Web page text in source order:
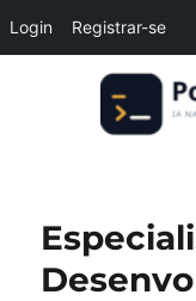
Login Registrar-se
Portal